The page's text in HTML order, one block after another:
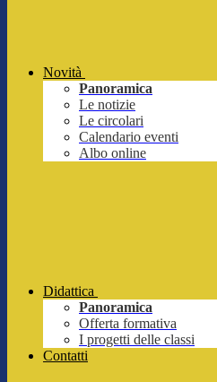
Novità
Panoramica
Le notizie
Le circolari
Calendario eventi
Albo online
Didattica
Panoramica
Offerta formativa
I progetti delle classi
Contatti